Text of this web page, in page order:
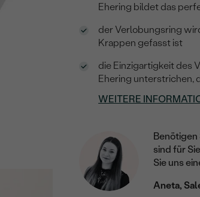
Ehering bildet das
der Verlobungsring
Krappen gefasst ist
die Einzigartigkeit des
Ehering unterstrichen,
WEITERE
Benötigen
sind für
Sie uns
Aneta,